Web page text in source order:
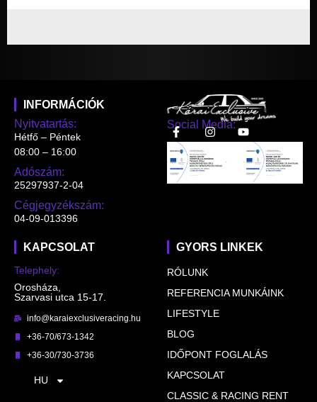
Social Media:
INFORMÁCIÓK
Nyitvatartás:
Hétfő – Péntek
08:00 – 16:00
Adószám:
25297937-2-04
Cégjegyzékszám:
04-09-013396
GYORS LINKEK
RÓLUNK
REFERENCIA MUNKÁINK
LIFESTYLE
BLOG
IDŐPONT FOGLALÁS
KAPCSOLAT
CLASSIC & RACING RENT
KAPCSOLAT
Telephely:
Orosháza,
Szarvasi utca 15-17.
info@karaiexclusiveracing.hu
+36-70/673-1342
+36-30/730-3736
HU